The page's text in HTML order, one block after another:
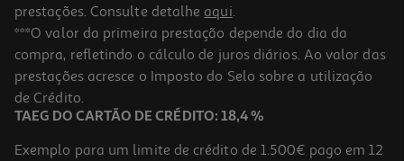
Figura Minix Fig - Stranger Things Max - 12
14.99 €/un
14,99 €
prestações. Consulte detalhe aqui.
***O valor da primeira prestação depende do dia da
compra, refletindo o cálculo de juros diários. Ao valor das
prestações acresce o Imposto do Selo sobre a utilização
de Crédito.
TAEG DO CARTÃO DE CRÉDITO: 18,4 %
Exemplo para um limite de crédito de 1.500€ pago em 12